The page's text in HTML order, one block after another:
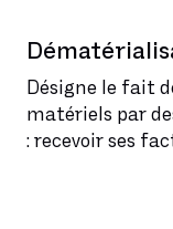
Désigne le fait
matériels par
: recevoir ses